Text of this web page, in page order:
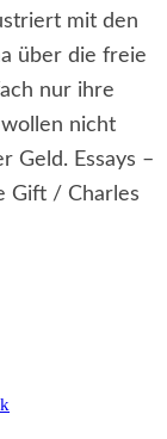
mit den
über die freie
nur ihre
nicht
Geld. Essays –
Gift / Charles